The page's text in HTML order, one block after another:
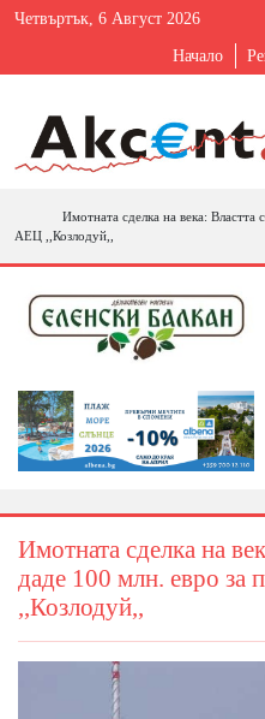
Четвъртък, 6 Август 2026
Начало
Имотната сделка на века: Властта
АЕЦ ,,Козлодуй,,
Имотната сделка на
даде 100 млн. евро за
,,Козлодуй,,